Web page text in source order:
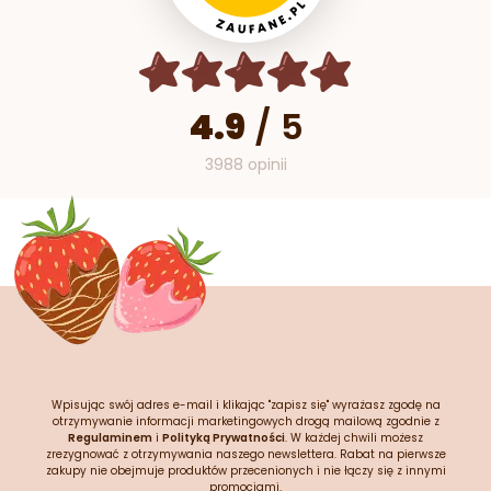
4.9 / 5
3988 opinii
Wpisując swój adres e-mail i klikając "zapisz się" wyrażasz zgodę na
otrzymywanie informacji marketingowych drogą mailową zgodnie z
Regulaminem i Polityką Prywatności. W każdej chwili możesz
zrezygnować z otrzymywania naszego newslettera. Rabat na pierwsze
zakupy nie obejmuje produktów przecenionych i nie łączy się z innymi
promocjami.